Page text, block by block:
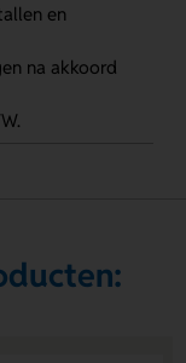
en
na akkoord